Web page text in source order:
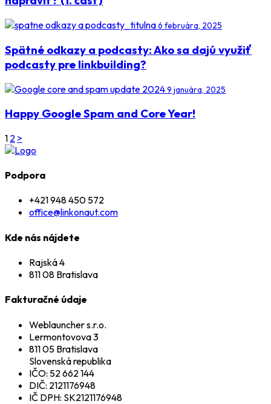
6 februára, 2025
Spätné odkazy a podcasty: Ako sa dajú využiť
podcasty pre linkbuilding?
9 januára, 2025
Happy Google Spam and Core Year!
1 2 >
Podpora
+421 948 450 572
office@linkonaut.com
Kde nás nájdete
Rajská 4
811 08 Bratislava
Fakturačné údaje
Weblauncher s.r.o.
Lermontovova 3
811 05 Bratislava
Slovenská republika
IČO: 52 662 144
DIČ: 2121176948
IČ DPH: SK2121176948